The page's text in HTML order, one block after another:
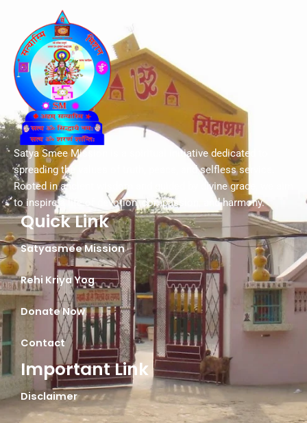
Satya Smee Mission is a spiritual initiative dedicated to
spreading the values of truth, peace, and selfless service.
Rooted in ancient wisdom and guided by divine grace, we aim
to inspire a life of devotion, compassion, and harmony.
Quick Link
Satyasmee Mission
Rehi Kriya Yog
Donate Now
Contact
Important Link
Disclaimer